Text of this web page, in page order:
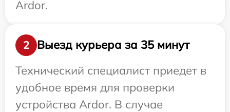
Ardor.
2
Выезд курьера за 35 минут
Технический специалист приедет в
удобное время для проверки
устройства Ardor. В случае